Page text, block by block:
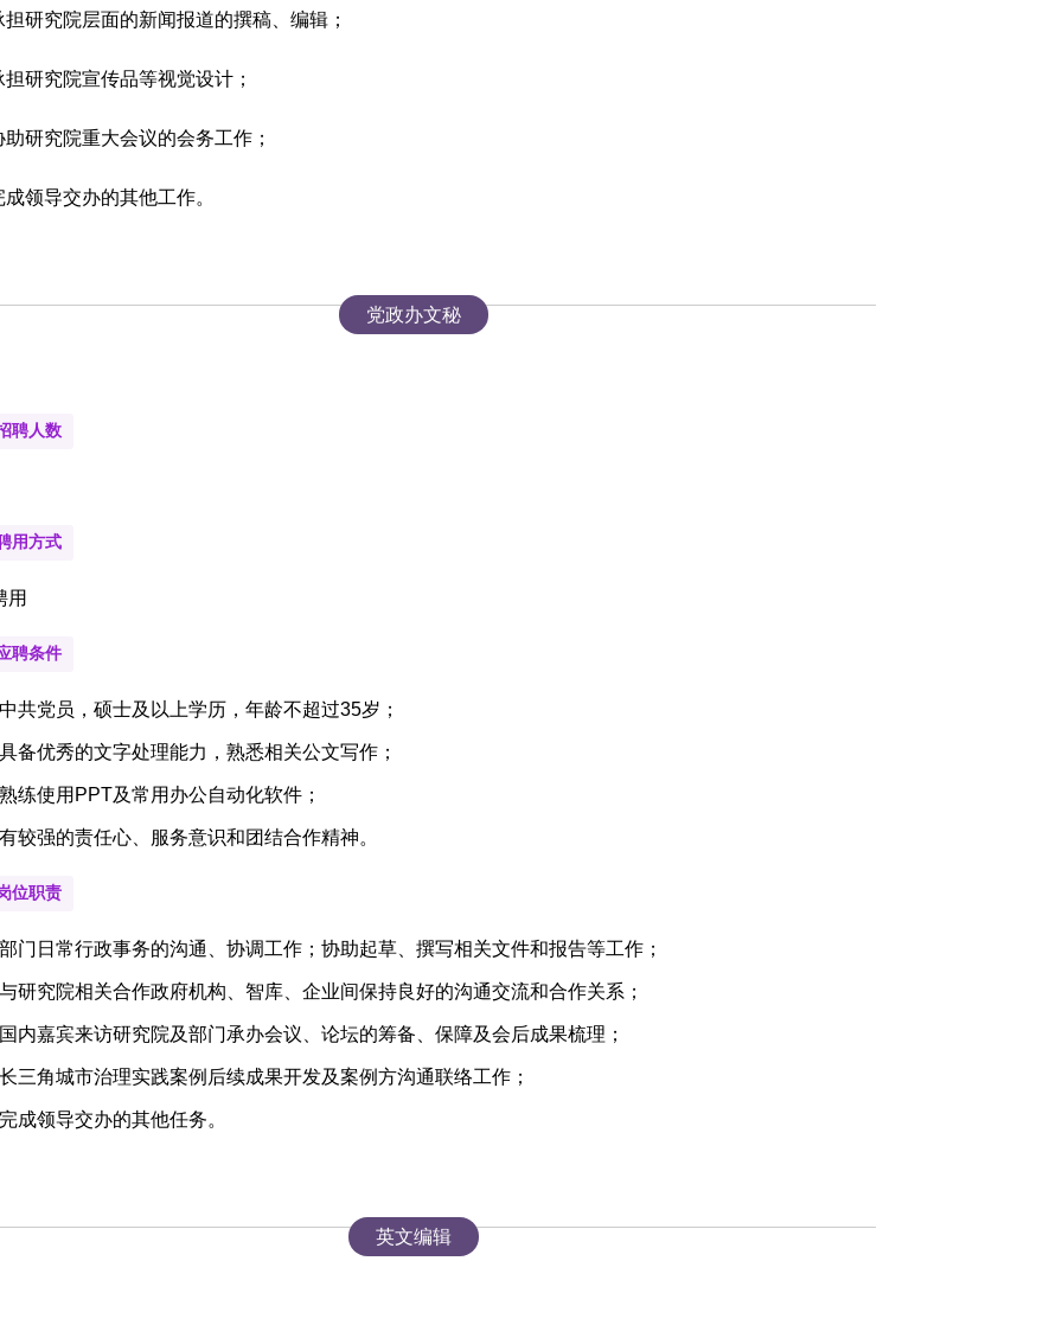
担研究院层面的新闻报道的撰稿、编辑；
担研究院宣传品等视觉设计；
助研究院重大会议的会务工作；
成领导交办的其他工作。
党政办文秘
聘人数
用方式
用
聘条件
中共党员，硕士及以上学历，年龄不超过35岁；
具备优秀的文字处理能力，熟悉相关公文写作；
熟练使用 PPT及常用办公自动化软件；
有较强的责任心、服务意识和团结合作精神。
位职责
部门日常行政事务的沟通、协调工作；协助起草、撰写相关文件和报告等工作；
与研究院相关合作政府机构、智库、企业间保持良好的沟通交流和合作关系；
国内嘉宾来访研究院及部门承办会议、论坛的筹备、保障及会后成果梳理；
长三角城市治理实践案例后续成果开发及案例方沟通联络工作；
完成领导交办的其他任务。
英文编辑